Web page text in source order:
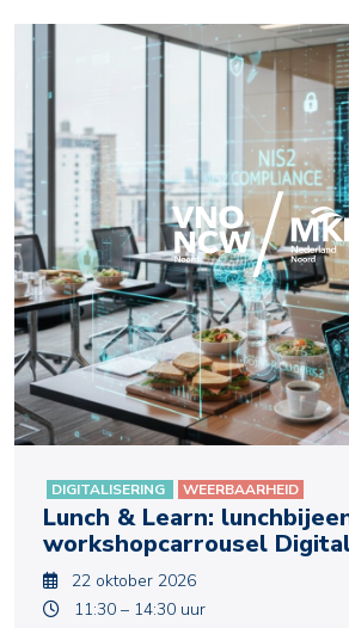
DIGITALISERING WEERBAARHEID
Lunch & Learn:
workshopcarrousel
22 oktober 2026
11:30 – 14:30 uur